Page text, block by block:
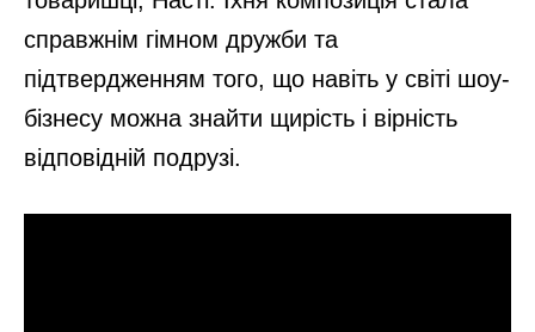
справжнім гімном дружби та
підтвердженням того, що навіть у світі шоу-
бізнесу можна знайти щирість і вірність
відповідній подрузі.